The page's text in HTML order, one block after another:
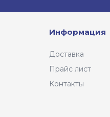
Информация
Доставка
Прайс лист
Контакты